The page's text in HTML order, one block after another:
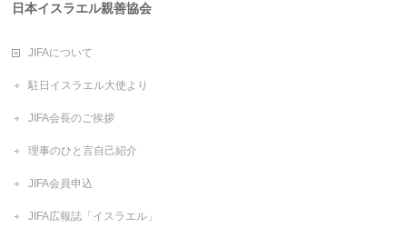
日本イスラエル親善協会
JIFAについて
駐日イスラエル大使より
JIFA会長のご挨拶
理事のひと言自己紹介
JIFA会員申込
JIFA広報誌「イスラエル」